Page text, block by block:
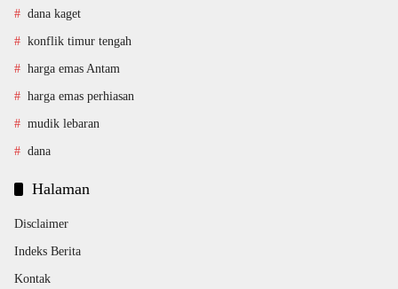
dana kaget
konflik timur tengah
harga emas Antam
harga emas perhiasan
mudik lebaran
dana
Halaman
Disclaimer
Indeks Berita
Kontak